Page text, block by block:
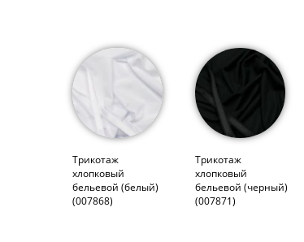
Трикотаж
хлопковый
бельевой (белый)
(007868)
Трикотаж
хлопковый
бельевой (черный)
(007871)